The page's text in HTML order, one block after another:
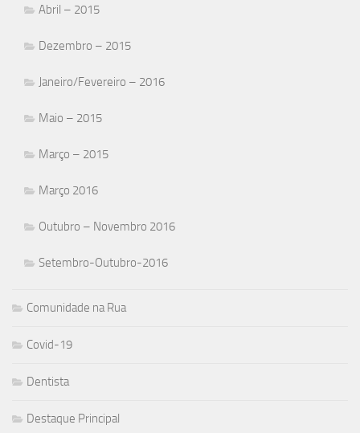
Abril – 2015
Dezembro – 2015
Janeiro/Fevereiro – 2016
Maio – 2015
Março – 2015
Março 2016
Outubro – Novembro 2016
Setembro-Outubro-2016
Comunidade na Rua
Covid-19
Dentista
Destaque Principal